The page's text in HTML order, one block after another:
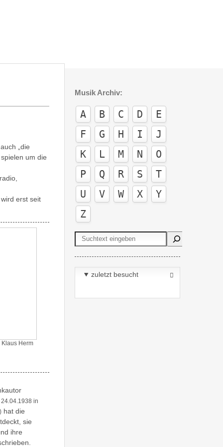
„die
um die
erst seit
Klaus Herm
24.04.1938 in
hat die
sie
ihre
Musik Archiv:
A B C D
E
F
G H I
J
K
L M N
O
P
Q R S
T
U
V W X
Y
Z
Suchen
zuletzt besucht